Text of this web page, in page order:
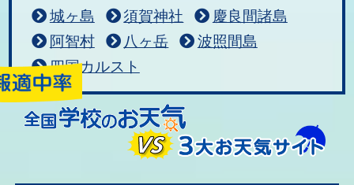
城ヶ島
須賀神社
慶良間諸島
阿智村
八ヶ岳
波照間島
四国カルスト